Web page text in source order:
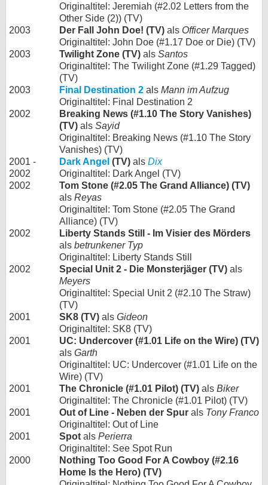
Originaltitel: Jeremiah (#2.02 Letters from the
Other Side (2)) (TV)
2003
Der Fall John Doe! (TV) als Officer Marques
Originaltitel: John Doe (#1.17 Doe or Die) (TV)
2003
Twilight Zone (TV) als Santos
Originaltitel: The Twilight Zone (#1.29 Tagged)
(TV)
2003
Final Destination 2 als Mann im Aufzug
Originaltitel: Final Destination 2
2002
Breaking News (#1.10 The Story Vanishes)
(TV) als Sayid
Originaltitel: Breaking News (#1.10 The Story
Vanishes) (TV)
2001 -
2002
Dark Angel (TV) als Dix
Originaltitel: Dark Angel (TV)
2002
Tom Stone (#2.05 The Grand Alliance) (TV)
als Reyas
Originaltitel: Tom Stone (#2.05 The Grand
Alliance) (TV)
2002
Liberty Stands Still - Im Visier des Mörders
als betrunkener Typ
Originaltitel: Liberty Stands Still
2002
Special Unit 2 - Die Monsterjäger (TV) als
Meyers
Originaltitel: Special Unit 2 (#2.10 The Straw)
(TV)
2001
SK8 (TV) als Gideon
Originaltitel: SK8 (TV)
2001
UC: Undercover (#1.01 Life on the Wire) (TV)
als Garth
Originaltitel: UC: Undercover (#1.01 Life on the
Wire) (TV)
2001
The Chronicle (#1.01 Pilot) (TV) als Biker
Originaltitel: The Chronicle (#1.01 Pilot) (TV)
2001
Out of Line - Neben der Spur als Tony Franco
Originaltitel: Out of Line
2001
Spot als Perierra
Originaltitel: See Spot Run
2000
Nothing Too Good For A Cowboy (#2.16
Home Is the Hero) (TV)